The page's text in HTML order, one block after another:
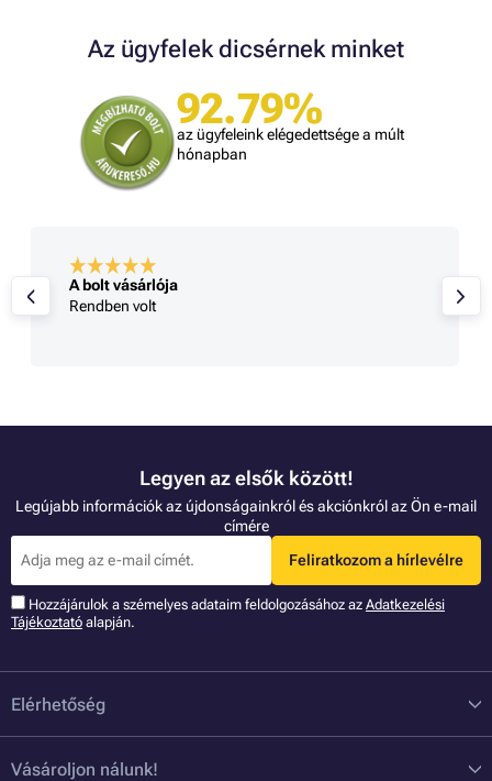
Az ügyfelek dicsérnek minket
92.79%
az ügyfeleink elégedettsége a múlt
hónapban
A bolt vásárlója
Rendben volt
Legyen az elsők között!
Legújabb információk az újdonságainkról és akciónkról az Ön e-mail
címére
Feliratkozom a hírlevélre
Hozzájárulok a szémelyes adataim feldolgozásához az Adatkezelési
Tájékoztató alapján.
Elérhetőség
Vásároljon nálunk!